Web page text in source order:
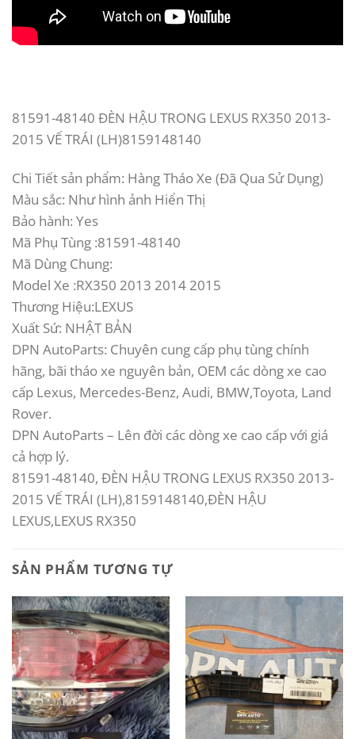
81591-48140 ĐÈN HẬU TRONG LEXUS RX350 2013-
2015 VẾ TRÁI (LH)8159148140
Chi Tiết sản phẩm: Hàng Tháo Xe (Đã Qua Sử Dụng)
Màu sắc: Như hình ảnh Hiển Thị
Bảo hành: Yes
Mã Phụ Tùng :81591-48140
Mã Dùng Chung:
Model Xe :RX350 2013 2014 2015
Thương Hiệu:LEXUS
Xuất Sứ: NHẬT BẢN
DPN AutoParts: Chuyên cung cấp phụ tùng chính
hãng, bãi tháo xe nguyên bản, OEM các dòng xe cao
cấp Lexus, Mercedes-Benz, Audi, BMW,Toyota, Land
Rover.
DPN AutoParts – Lên đời các dòng xe cao cấp với giá
cả hợp lý.
81591-48140, ĐÈN HẬU TRONG LEXUS RX350 2013-
2015 VẾ TRÁI (LH),8159148140,ĐÈN HẬU
LEXUS,LEXUS RX350
SẢN PHẨM TƯƠNG TỰ